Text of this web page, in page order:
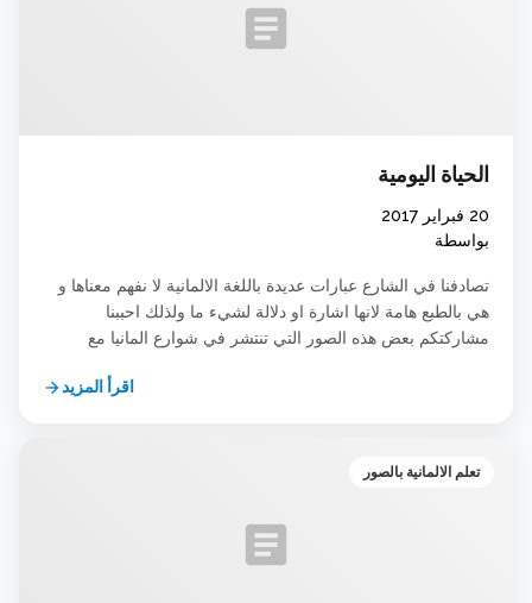
article
الحياة اليومية
20 فبراير 2017
بواسطة
تصادفنا في الشارع عبارات عديدة باللغة الالمانية لا نفهم معناها و
هي بالطبع هامة لانها اشارة او دلالة لشيء ما ولذلك احببنا
مشاركتكم بعض هذه الصور التي تنتشر في شوارع المانيا مع
اقرأ المزيدarrow_forward
article
تعلم الالمانية بالصور